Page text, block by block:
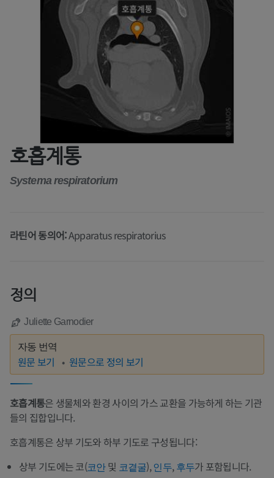
호흡계통
Systema respiratorium
라틴어 동의어:Apparatus respiratorius
정의
Juliette Garnodier
자동 번역
원문 보기 원문으로 정의 보기
호흡계통은 생물체와 환경 사이의 가스 교환을 가능하게 하는 기관
들의 집합입니다.
호흡계통은 상부 기도와 하부 기도로 구성됩니다:
상부 기도에는 코(코안및 코곁굴),인두,후두가 포함됩니다.